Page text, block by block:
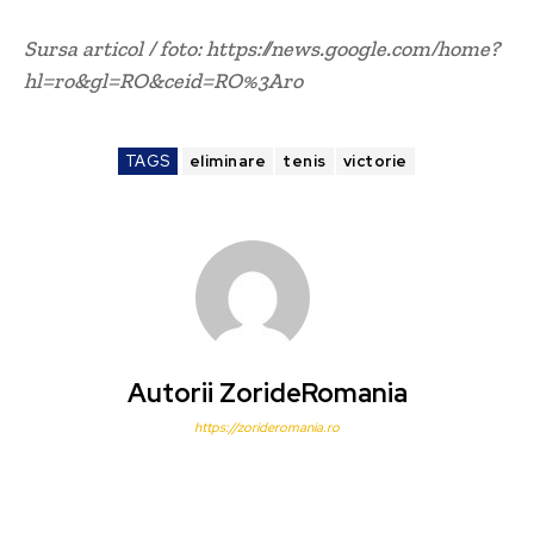
Sursa articol / foto: https://news.google.com/home?
hl=ro&gl=RO&ceid=RO%3Aro
TAGS eliminare tenis victorie
Autorii ZorideRomania
https://zorideromania.ro